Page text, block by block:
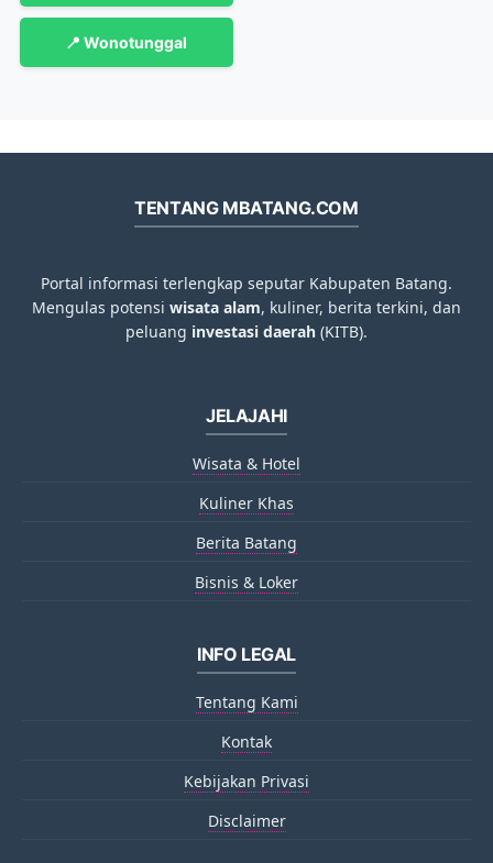
📍 Wonotunggal
TENTANG MBATANG.COM
Portal informasi terlengkap seputar Kabupaten Batang.
Mengulas potensi wisata alam, kuliner, berita terkini, dan
peluang investasi daerah (KITB).
JELAJAHI
Wisata & Hotel
Kuliner Khas
Berita Batang
Bisnis & Loker
INFO LEGAL
Tentang Kami
Kontak
Kebijakan Privasi
Disclaimer